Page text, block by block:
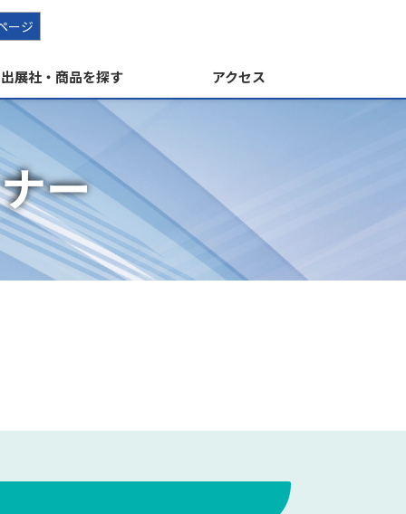
ージ
出展社・商品を探す アクセス
ー